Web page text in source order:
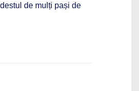
de mulți pași de